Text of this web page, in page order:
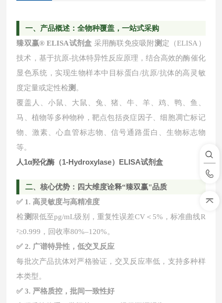
一、产品概述：全物种覆盖，一站式采购
臻双赢® ELISA试剂盒 采用酶联免疫吸附测 定（ELISA）
技术，基于抗原-抗体特异性反应原理，结合高效的酶催化
显色系统，实现生物样本中目标蛋白/抗原/抗体的高灵敏
度定量或定性检测 。
覆盖人、小鼠、大鼠、兔、猪、牛、羊、鸡、鸭、鱼、
马、植物等多种物种，靶点包括炎症因子、细胞凋亡标记
物、激素、心血管标志物、信号通路蛋白、生物标志物
等。
人1α羟化酶（1-Hydroxylase）ELISA试剂盒
二、核心优势：四大维度诠释“臻双赢"品质
✅ 1. 高灵敏度与高精准度
检测 限低至pg/mL级别，重复性误差CV＜5%，标准曲线R
²≥0.999，回收率80%–120%。
✅ 2. 广谱特异性，低交叉反应
每批次产品抗体对严格验证，交叉反应率低，支持多种样
本类型。
✅ 3. 严格质控，批间一致性好